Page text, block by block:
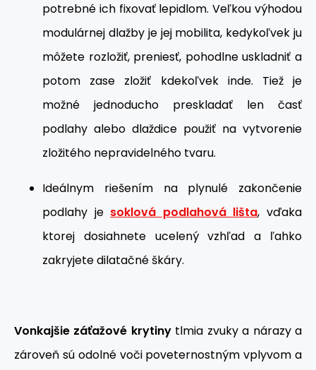
potrebné ich fixovať lepidlom. Veľkou výhodou
modulárnej dlažby je jej mobilita, kedykoľvek ju
môžete rozložiť, preniesť, pohodlne uskladniť a
potom zase zložiť kdekoľvek inde. Tiež je
možné jednoducho preskladať len časť
podlahy alebo dlaždice použiť na vytvorenie
zložitého nepravidelného tvaru.
Ideálnym riešením na plynulé zakončenie
podlahy je soklová podlahová lišta, vďaka
ktorej dosiahnete ucelený vzhľad a ľahko
zakryjete dilatačné škáry.
Vonkajšie záťažové krytinytlmia zvuky a nárazy a
zároveň sú odolné voči poveternostným vplyvom a